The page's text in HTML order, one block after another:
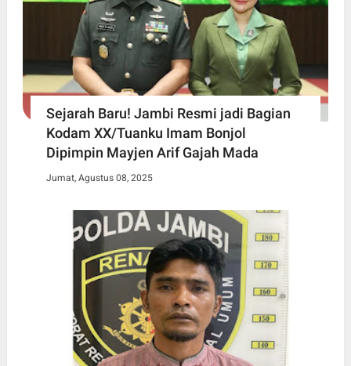
Sejarah Baru! Jambi Resmi jadi Bagian
Kodam XX/Tuanku Imam Bonjol
Dipimpin Mayjen Arif Gajah Mada
Jumat, Agustus 08, 2025